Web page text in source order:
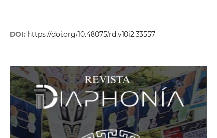
DOI: https://doi.org/10.48075/rd.v10i2.33557